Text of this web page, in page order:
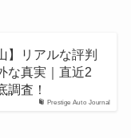
Prestige Auto Journal
】リアルな評判
な真実｜直近2
調査！